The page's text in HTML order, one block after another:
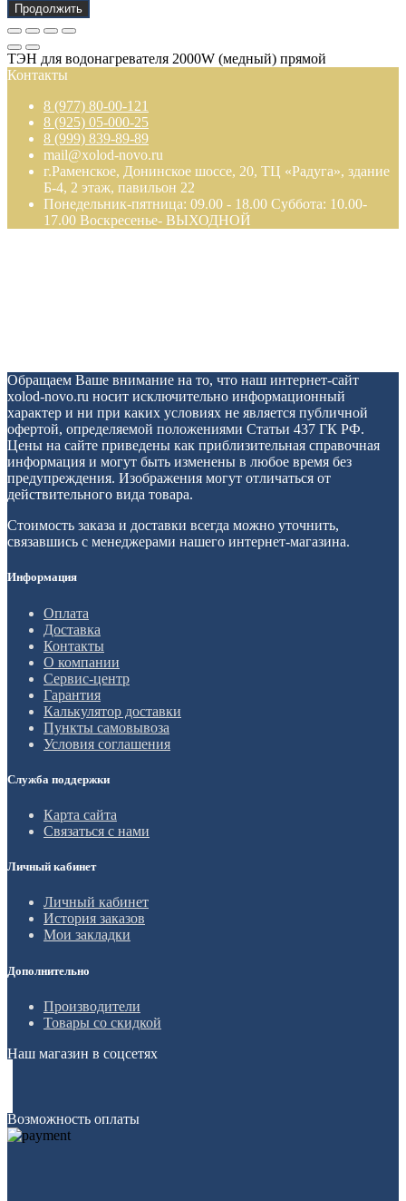
Продолжить
ТЭН для водонагревателя 2000W (медный) прямой
Контакты
8 (977) 80-00-121
8 (925) 05-000-25
8 (999) 839-89-89
mail@xolod-novo.ru
г.Раменское, Донинское шоссе, 20, ТЦ «Радуга», здание
Б-4, 2 этаж, павильон 22
Понедельник-пятница: 09.00 - 18.00 Суббота: 10.00-
17.00 Воскресенье- ВЫХОДНОЙ
Обращаем Ваше внимание на то, что наш интернет-сайт
xolod-novo.ru носит исключительно информационный
характер и ни при каких условиях не является публичной
офертой, определяемой положениями Статьи 437 ГК РФ.
Цены на сайте приведены как приблизительная справочная
информация и могут быть изменены в любое время без
предупреждения. Изображения могут отличаться от
действительного вида товара.
Стоимость заказа и доставки всегда можно уточнить,
связавшись с менеджерами нашего интернет-магазина.
Информация
Оплата
Доставка
Контакты
О компании
Сервис-центр
Гарантия
Калькулятор доставки
Пункты самовывоза
Условия соглашения
Служба поддержки
Карта сайта
Связаться с нами
Личный кабинет
Личный кабинет
История заказов
Мои закладки
Дополнительно
Производители
Товары со скидкой
Наш магазин в соцсетях
Возможность оплаты